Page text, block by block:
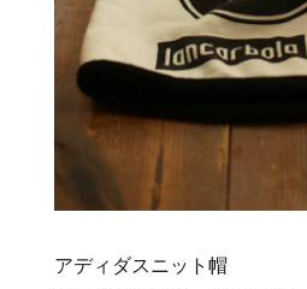
アディダスニット帽